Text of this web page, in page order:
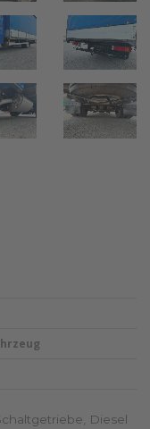
Diesel